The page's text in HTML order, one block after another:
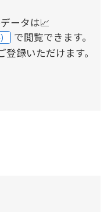
ータは📈
で閲覧できます。
録いただけます。